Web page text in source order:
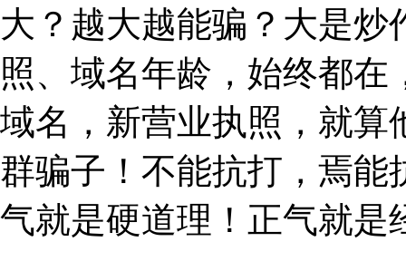
大？越大越能骗？大是
照、域名年龄，始终都
域名，新营业执照，就算
群骗子！不能抗打，焉能
气就是硬道理！正气就是